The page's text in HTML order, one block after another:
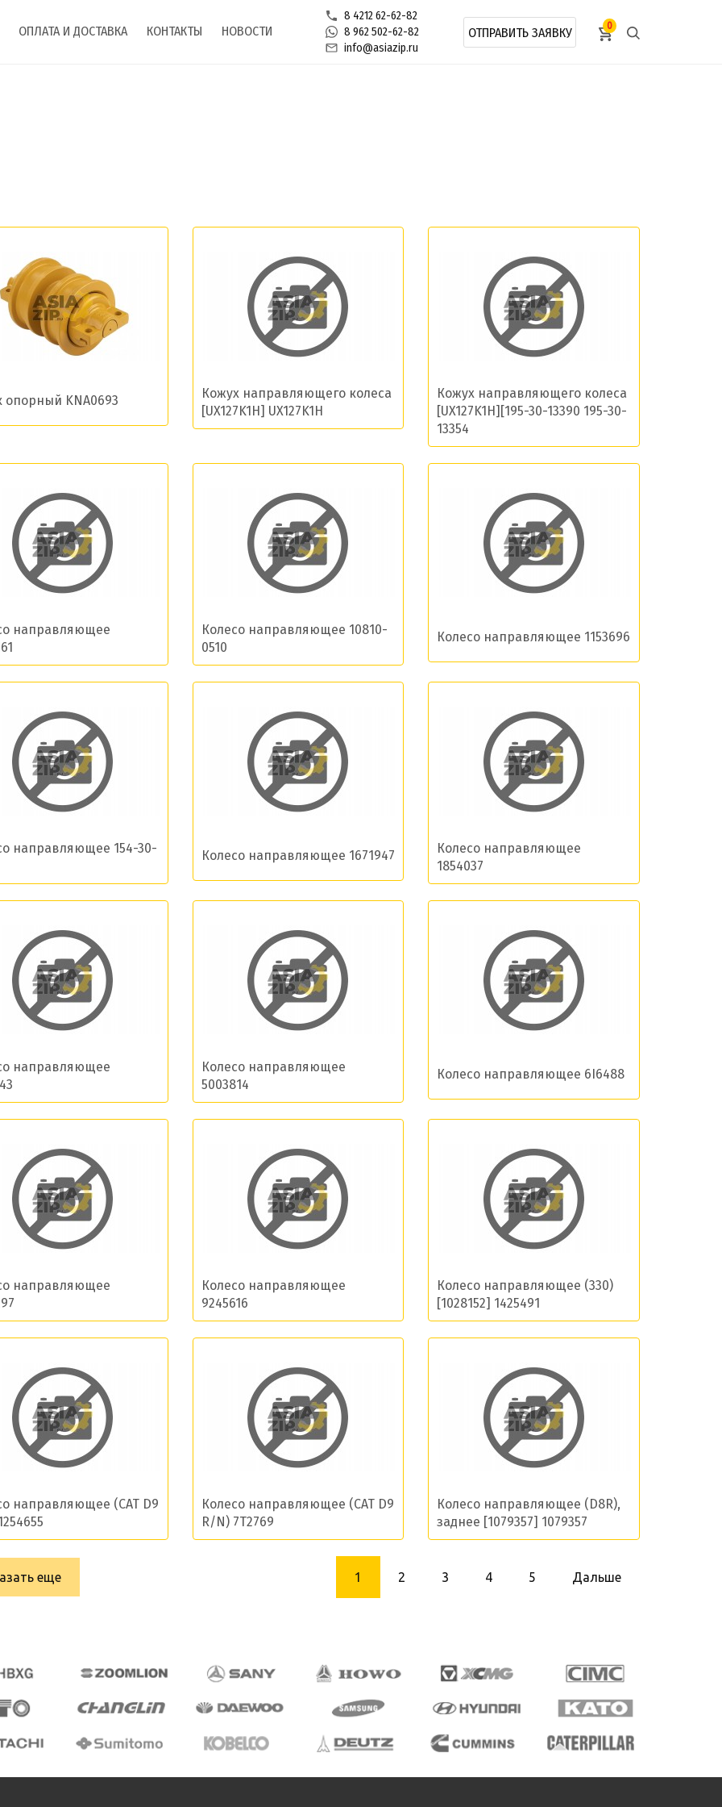
ОПЛАТА И ДОСТАВКА КОНТАКТЫ НОВОСТИ
8 4212 62-62-82
8 962 502-62-82
info@asiazip.ru
ОТПРАВИТЬ ЗАЯВКУ 0
Добавить заявку
Допустимые форматы: .xls, .xlsx
на обработку моих данных и получение новостей
Отправить
опорный KNA0693
Кожух направляющего колеса
[UX127K1H] UX127K1H
Кожух направляющего колеса
[UX127K1H][195-30-13390 195-30-
13354
направляющее
Колесо направляющее 10810-
0510
Колесо направляющее 1153696
направляющее 154-30-
Колесо направляющее 1671947
Колесо направляющее
1854037
направляющее
Колесо направляющее
5003814
Колесо направляющее 6I6488
направляющее
Колесо направляющее
9245616
Колесо направляющее (330)
[1028152] 1425491
направляющее (CAT D9
Колесо направляющее (CAT D9
R/N) 7T2769
Колесо направляющее (D8R),
заднее [1079357] 1079357
еще 1 2 3 4 5 Дальше